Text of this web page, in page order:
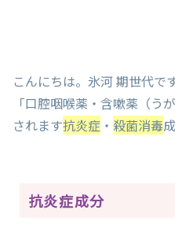
こんにちは。氷河 期世代で
「口腔咽喉薬・含嗽薬（う
されます抗炎症 ・ 殺菌消毒
抗炎症成分